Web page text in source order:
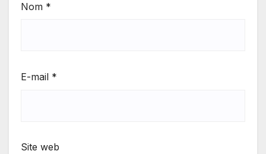
Nom *
E-mail *
Site web